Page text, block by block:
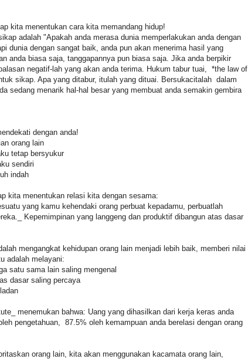
kita menentukan cara kita memandang hidup!
adalah "Apakah anda merasa dunia memperlakukan anda dengan
dunia dengan sangat baik, anda pun akan menerima hasil yang
anda biasa saja, tanggapannya pun biasa saja. Jika anda berpikir
negatif-lah yang akan anda terima. Hukum tabur tuai, *the law of
sikap. Apa yang ditabur, itulah yang dituai. Bersukacitalah dalam
sedang menarik hal-hal besar yang membuat anda semakin gembira
dengan anda!
orang lain
tetap bersyukur
sendiri
indah
kita menentukan relasi kita dengan sesama:
yang kamu kehendaki orang perbuat kepadamu, perbuatlah
Kepemimpinan yang langgeng dan produktif dibangun atas dasar
mengangkat kehidupan orang lain menjadi lebih baik, memberi nilai
adalah melayani:
satu sama lain saling mengenal
dasar saling percaya
menemukan bahwa: Uang yang dihasilkan dari kerja keras anda
pengetahuan, 87.5% oleh kemampuan anda berelasi dengan orang
orang lain, kita akan menggunakan kacamata orang lain,